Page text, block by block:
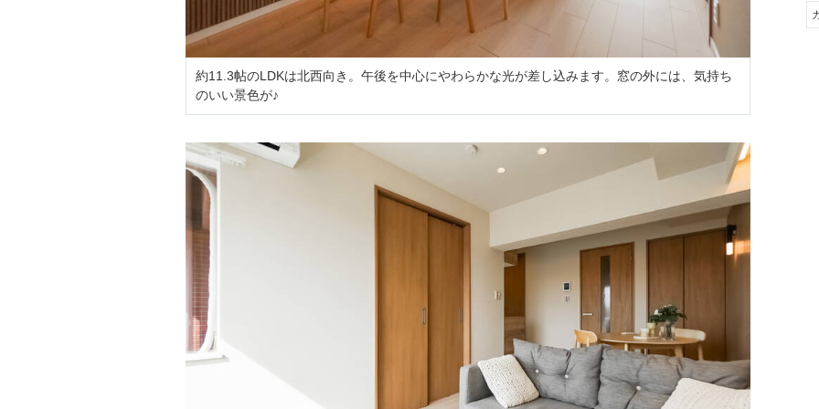
約11.3帖のLDKは北西向き。午後を中心にやわらかな光が差し込みます。窓の外には、気持ち
のいい景色が♪